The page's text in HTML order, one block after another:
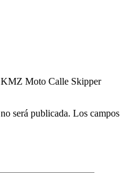
Moto Calle Skipper
será publicada. Los campos